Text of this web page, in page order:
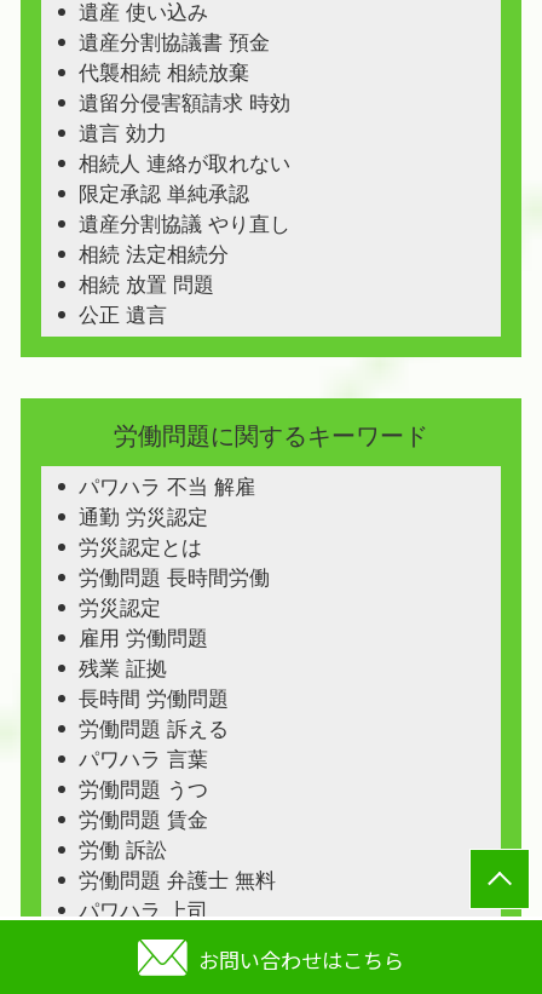
お問い合わせはこちら
遺産 使い込み
遺産分割協議書 預金
代襲相続 相続放棄
遺留分侵害額請求 時効
遺言 効力
相続人 連絡が取れない
限定承認 単純承認
遺産分割協議 やり直し
相続 法定相続分
相続 放置 問題
公正 遺言
労働問題に関するキーワード
パワハラ 不当 解雇
通勤 労災認定
労災認定とは
労働問題 長時間労働
労災認定
雇用 労働問題
残業 証拠
長時間 労働問題
労働問題 訴える
パワハラ 言葉
労働問題 うつ
労働問題 賃金
労働 訴訟
労働問題 弁護士 無料
パワハラ 上司
不当解雇 労働基準法
会社 不当解雇